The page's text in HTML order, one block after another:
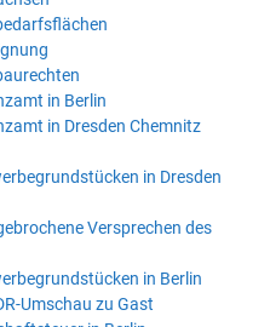
in Berlin
in Dresden Chemnitz
in Dresden
Versprechen des
in Berlin
Umschau zu Gast